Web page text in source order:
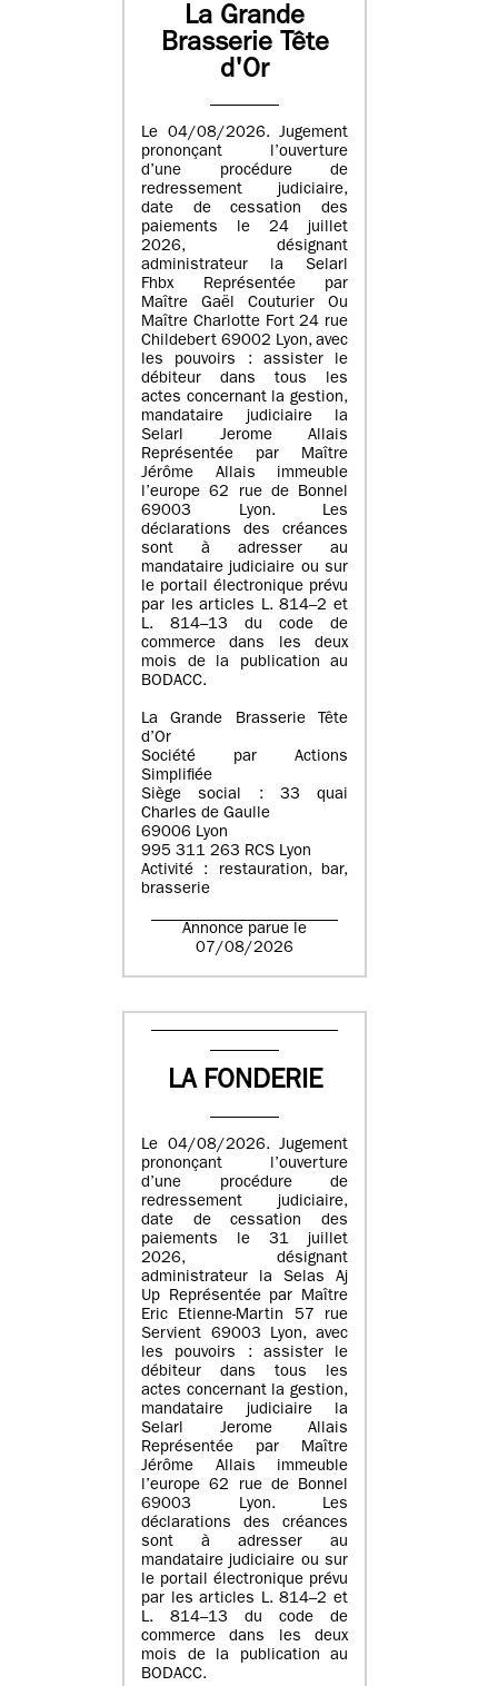
La Grande
Brasserie Tête
d'Or
Le 04/08/2026. Jugement
prononçant l’ouverture
d’une procédure de
redressement judiciaire,
date de cessation des
paiements le 24 juillet
2026, désignant
administrateur la Selarl
Fhbx Représentée par
Maître Gaël Couturier Ou
Maître Charlotte Fort 24 rue
Childebert 69002 Lyon, avec
les pouvoirs : assister le
débiteur dans tous les
actes concernant la gestion,
mandataire judiciaire la
Selarl Jerome Allais
Représentée par Maître
Jérôme Allais immeuble
l’europe 62 rue de Bonnel
69003 Lyon. Les
déclarations des créances
sont à adresser au
mandataire judiciaire ou sur
le portail électronique prévu
par les articles L. 814–2 et
L. 814–13 du code de
commerce dans les deux
mois de la publication au
BODACC.
La Grande Brasserie Tête
d’Or
Société par Actions
Simplifiée
Siège social : 33 quai
Charles de Gaulle
69006 Lyon
995 311 263 RCS Lyon
Activité : restauration, bar,
brasserie
Annonce parue le
07/08/2026
LA FONDERIE
Le 04/08/2026. Jugement
prononçant l’ouverture
d’une procédure de
redressement judiciaire,
date de cessation des
paiements le 31 juillet
2026, désignant
administrateur la Selas Aj
Up Représentée par Maître
Eric Etienne-Martin 57 rue
Servient 69003 Lyon, avec
les pouvoirs : assister le
débiteur dans tous les
actes concernant la gestion,
mandataire judiciaire la
Selarl Jerome Allais
Représentée par Maître
Jérôme Allais immeuble
l’europe 62 rue de Bonnel
69003 Lyon. Les
déclarations des créances
sont à adresser au
mandataire judiciaire ou sur
le portail électronique prévu
par les articles L. 814–2 et
L. 814–13 du code de
commerce dans les deux
mois de la publication au
BODACC.